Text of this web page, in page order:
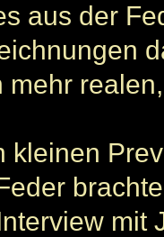
aus der
mehr
kleinen
mit